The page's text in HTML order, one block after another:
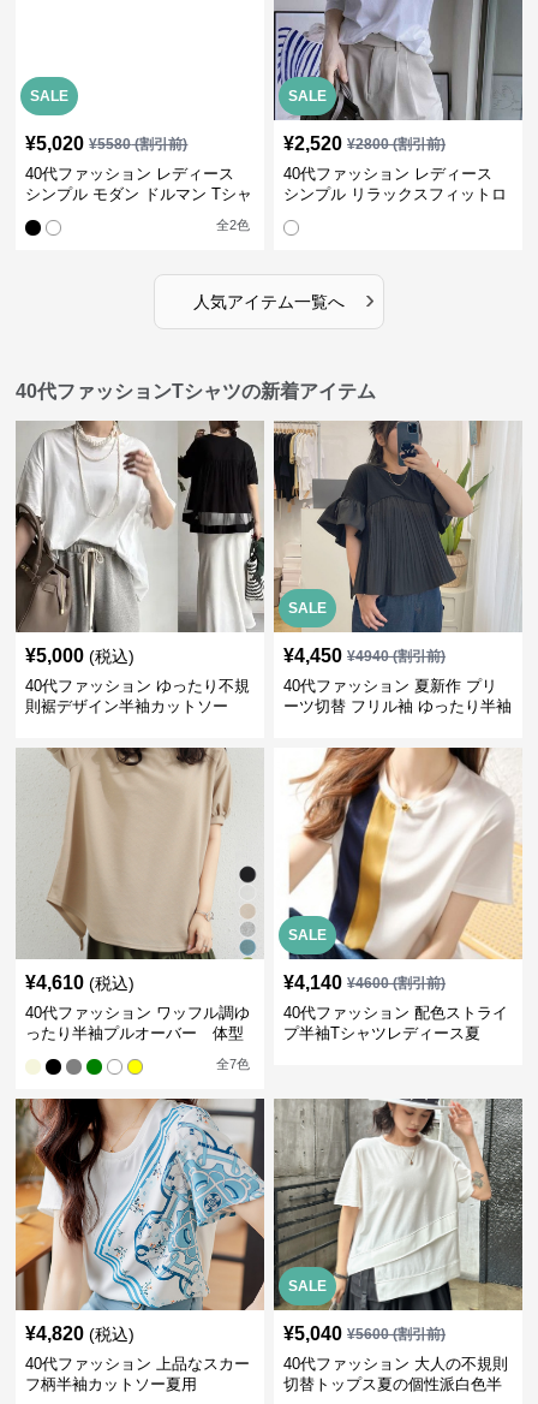
SALE
¥5,020 ¥5580(割引前)
40代ファッション レディース
シンプル モダン ドルマン Tシャ
全2色
SALE
¥2,520 ¥2800(割引前)
40代ファッション レディース
シンプル リラックスフィットロ
人気アイテム一覧へ ›
40代ファッションTシャツの新着アイテム
¥5,000 (税込)
40代ファッション ゆったり不規
則裾デザイン半袖カットソー
SALE
¥4,450 ¥4940(割引前)
40代ファッション 夏新作 プリ
ーツ切替 フリル袖 ゆったり半袖
¥4,610 (税込)
40代ファッション ワッフル調ゆ
ったり半袖プルオーバー 体型
全7色
SALE
¥4,140 ¥4600(割引前)
40代ファッション 配色ストライ
プ半袖Tシャツレディース夏
¥4,820 (税込)
40代ファッション 上品なスカー
フ柄半袖カットソー夏用
SALE
¥5,040 ¥5600(割引前)
40代ファッション 大人の不規則
切替トップス夏の個性派白色半